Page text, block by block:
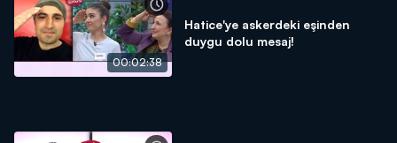
00:02:38
Hatice'ye askerdeki eşinden
duygu dolu mesaj!